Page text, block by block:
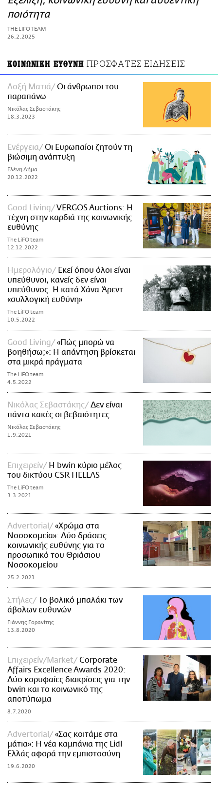
ΑΜΠΑ
PRINT
ποιότητα
THE LIFO TEAM
26.2.2025
ΚΟΙΝΩΝΙΚΗ ΕΥΘΥΝΗ ΠΡΟΣΦΑΤΕΣ ΕΙΔΗΣΕΙΣ
Λοξή Ματιά
Οι άνθρωποι του
παραπάνω
Νικόλας Σεβαστάκης
18.3.2023
Ενέργεια
Οι Ευρωπαίοι ζητούν τη
βιώσιμη ανάπτυξη
Ελένη Δήμα
20.12.2022
Good Living
VERGOS Auctions: Η
τέχνη στην καρδιά της κοινωνικής
ευθύνης
The LiFO team
12.12.2022
Ημερολόγιο
Εκεί όπου όλοι είναι
υπεύθυνοι, κανείς δεν είναι
υπεύθυνος. Η κατά Χάνα Άρεντ
«συλλογική ευθύνη»
The LiFO team
10.5.2022
Good Living
«Πώς μπορώ να
βοηθήσω;»: Η απάντηση βρίσκεται
στα μικρά πράγματα
The LiFO team
4.5.2022
Νικόλας Σεβαστάκης
Δεν είναι
πάντα κακές οι βεβαιότητες
Νικόλας Σεβαστάκης
1.9.2021
Επιχειρείν
Η bwin κύριο μέλος
του δικτύου CSR HELLAS
The LiFO team
3.3.2021
Advertorial
«Χρώμα στα
Νοσοκομεία»: Δύο δράσεις
κοινωνικής ευθύνης για το
προσωπικό του Θριάσιου
Νοσοκομείου
25.2.2021
Στήλες
Το βολικό μπαλάκι των
άβολων ευθυνών
Γιάννης Γορανίτης
13.8.2020
Επιχειρείν/Market
Corporate
Affairs Excellence Awards 2020:
Δύο κορυφαίες διακρίσεις για την
bwin και το κοινωνικό της
αποτύπωμα
8.7.2020
Advertorial
«Σας κοιτάμε στα
μάτια»: Η νέα καμπάνια της Lidl
Ελλάς αφορά την εμπιστοσύνη
19.6.2020